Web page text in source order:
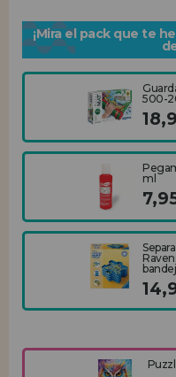
¡Mira el pack que te
500-
ml